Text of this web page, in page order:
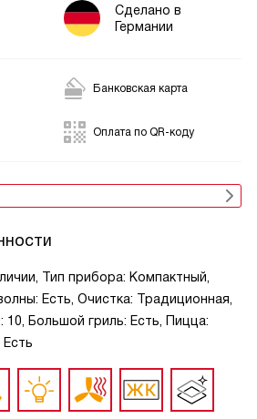
Сделано в
Германии
Банковская карта
Оплата по QR-коду
Тип прибора: Компактный,
Есть, Очистка: Традиционная,
Большой гриль: Есть, Пицца:
Есть